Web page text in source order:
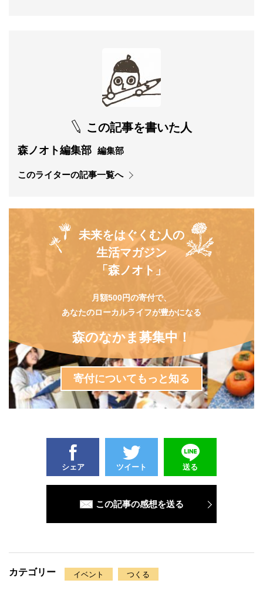
この記事を書いた人
森ノオト編集部 編集部
このライターの記事一覧へ
未来をはぐくむ人の
生活マガジン
「森ノオト」
月額500円の寄付で、
あなたのローカルライフが豊かになる
森のなかま募集中！
寄付についてもっと知る
シェア ツイート 送る
この記事の感想を送る
カテゴリー イベント つくる